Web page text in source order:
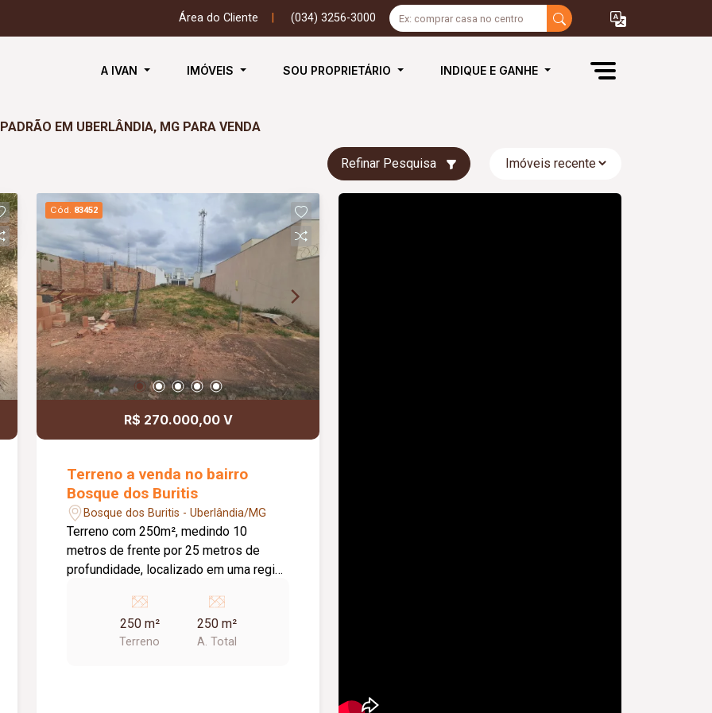
Área do Cliente (034) 3256-3000
A IVAN IMÓVEIS SOU PROPRIETÁRIO INDIQUE E GANHE
EM UBERLÂNDIA, MG PARA VENDA
Refinar Pesquisa
Cód. 83452
R$ 270.000,00 V
Terreno a venda no bairro
Bosque dos Buritis
Bosque dos Buritis - Uberlândia/MG
Terreno com 250m², medindo 10
metros de frente por 25 metros de
profundidade, localizado em uma região
dentro do bairro. Ideal para construção
residencial, oferecendo praticidade,
tranquilidade e fácil acesso às
250 m²
Terreno
250 m²
A. Total